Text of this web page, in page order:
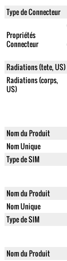
Type de Connecteur
Propriétés
Connecteur
Radiations (tete, US)
Radiations (corps,
US)
Nom du Produit
Nom Unique
Type de SIM
Nom du Produit
Nom Unique
Type de SIM
Nom du Produit